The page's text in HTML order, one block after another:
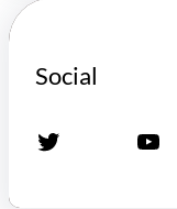
Social
X YouTube